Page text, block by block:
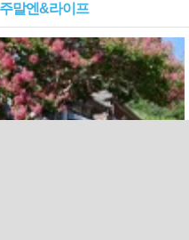
주말엔&라이프